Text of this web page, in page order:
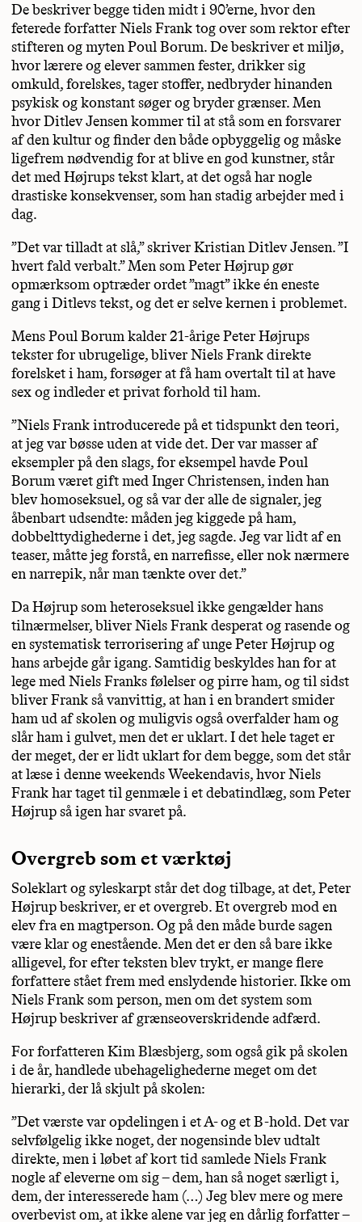
De beskriver begge tiden midt i 90’erne, hvor den
feterede forfatter Niels Frank tog over som rektor efter
stifteren og myten Poul Borum. De beskriver et miljø,
hvor lærere og elever sammen fester, drikker sig
omkuld, forelskes, tager stoffer, nedbryder hinanden
psykisk og konstant søger og bryder grænser. Men
hvor Ditlev Jensen kommer til at stå som en forsvarer
af den kultur og finder den både opbyggelig og måske
ligefrem nødvendig for at blive en god kunstner, står
det med Højrups tekst klart, at det også har nogle
drastiske konsekvenser, som han stadig arbejder med i
dag.
”Det var tilladt at slå,” skriver Kristian Ditlev Jensen. ”I
hvert fald verbalt.” Men som Peter Højrup gør
opmærksom optræder ordet ”magt” ikke én eneste
gang i Ditlevs tekst, og det er selve kernen i problemet.
Mens Poul Borum kalder 21-årige Peter Højrups
tekster for ubrugelige, bliver Niels Frank direkte
forelsket i ham, forsøger at få ham overtalt til at have
sex og indleder et privat forhold til ham.
”Niels Frank introducerede på et tidspunkt den teori,
at jeg var bøsse uden at vide det. Der var masser af
eksempler på den slags, for eksempel havde Poul
Borum været gift med Inger Christensen, inden han
blev homoseksuel, og så var der alle de signaler, jeg
åbenbart udsendte: måden jeg kiggede på ham,
dobbelttydighederne i det, jeg sagde. Jeg var lidt af en
teaser, måtte jeg forstå, en narrefisse, eller nok nærmere
en narrepik, når man tænkte over det.”
Da Højrup som heteroseksuel ikke gengælder hans
tilnærmelser, bliver Niels Frank desperat og rasende og
en systematisk terrorisering af unge Peter Højrup og
hans arbejde går igang. Samtidig beskyldes han for at
lege med Niels Franks følelser og pirre ham, og til sidst
bliver Frank så vanvittig, at han i en brandert smider
ham ud af skolen og muligvis også overfalder ham og
slår ham i gulvet, men det er uklart. I det hele taget er
der meget, der er lidt uklart for dem begge, som det står
at læse i denne weekends Weekendavis, hvor Niels
Frank har taget til genmæle i et debatindlæg, som Peter
Højrup så igen har svaret på.
Overgreb som et værktøj
Soleklart og syleskarpt står det dog tilbage, at det, Peter
Højrup beskriver, er et overgreb. Et overgreb mod en
elev fra en magtperson. Og på den måde burde sagen
være klar og enestående. Men det er den så bare ikke
alligevel, for efter teksten blev trykt, er mange flere
forfattere stået frem med enslydende historier. Ikke om
Niels Frank som person, men om det system som
Højrup beskriver af grænseoverskridende adfærd.
For forfatteren Kim Blæsbjerg, som også gik på skolen
i de år, handlede ubehagelighederne meget om det
hierarki, der lå skjult på skolen:
”Det værste var opdelingen i et A- og et B-hold. Det var
selvfølgelig ikke noget, der nogensinde blev udtalt
direkte, men i løbet af kort tid samlede Niels Frank
nogle af eleverne om sig – dem, han så noget særligt i,
dem, der interesserede ham (…) Jeg blev mere og mere
overbevist om, at ikke alene var jeg en dårlig forfatter –